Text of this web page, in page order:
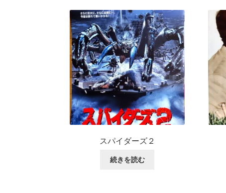
スパイダーズ２
続きを読む